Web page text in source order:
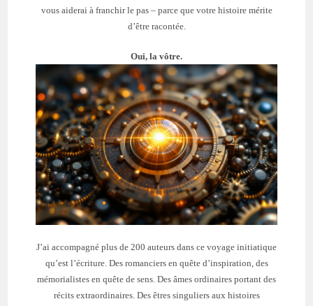
vous aiderai à franchir le pas – parce que votre histoire mérite
d’être racontée.
Oui, la vôtre.
J’ai accompagné plus de 200 auteurs dans ce voyage initiatique
qu’est l’écriture. Des romanciers en quête d’inspiration, des
mémorialistes en quête de sens. Des âmes ordinaires portant des
récits extraordinaires. Des êtres singuliers aux histoires